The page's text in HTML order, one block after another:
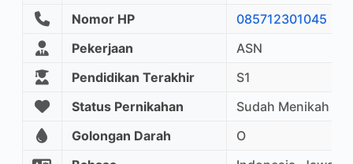
Nomor HP
085712301045
Pekerjaan
ASN
Pendidikan Terakhir
S1
Status Pernikahan
Sudah Menikah
Golongan Darah
O